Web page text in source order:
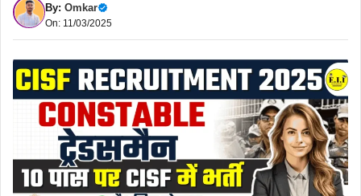
By: Omkar
On: 11/03/2025